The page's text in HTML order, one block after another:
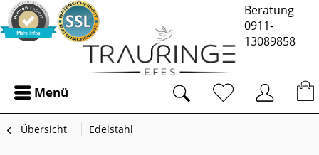
Beratung
0911-
13089858
Menü
Übersicht Edelstahl